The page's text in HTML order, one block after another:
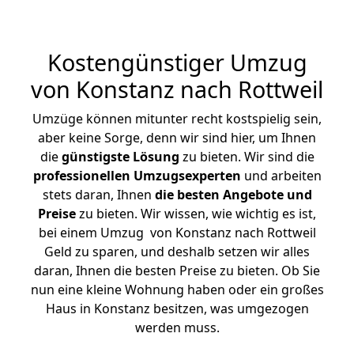
Kostengünstiger Umzug
von Konstanz nach Rottweil
Umzüge können mitunter recht kostspielig sein,
aber keine Sorge, denn wir sind hier, um Ihnen
diegünstigste Lösung zu bieten. Wir sind die
professionellen Umzugsexperten und arbeiten
stets daran, Ihnen die besten Angebote und
Preisezu bieten. Wir wissen, wie wichtig es ist,
bei einem Umzug von Konstanz nach Rottweil
Geld zu sparen, und deshalb setzen wir alles
daran, Ihnen die besten Preise zu bieten. Ob Sie
nun eine kleine Wohnung haben oder ein großes
Haus in Konstanz besitzen, was umgezogen
werden muss.